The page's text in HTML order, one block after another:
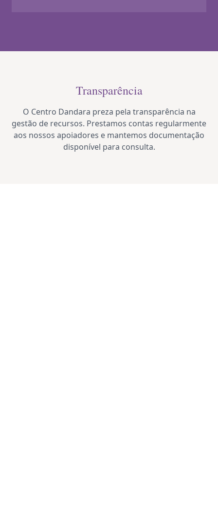
Transparência
O Centro Dandara preza pela transparência na
gestão de recursos. Prestamos contas regularmente
aos nossos apoiadores e mantemos documentação
disponível para consulta.